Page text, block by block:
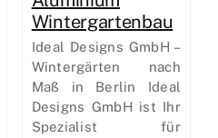
Wintergartenbau
Ideal Designs GmbH –
Wintergärten nach
Maß in Berlin Ideal
Designs GmbH ist Ihr
Spezialist für